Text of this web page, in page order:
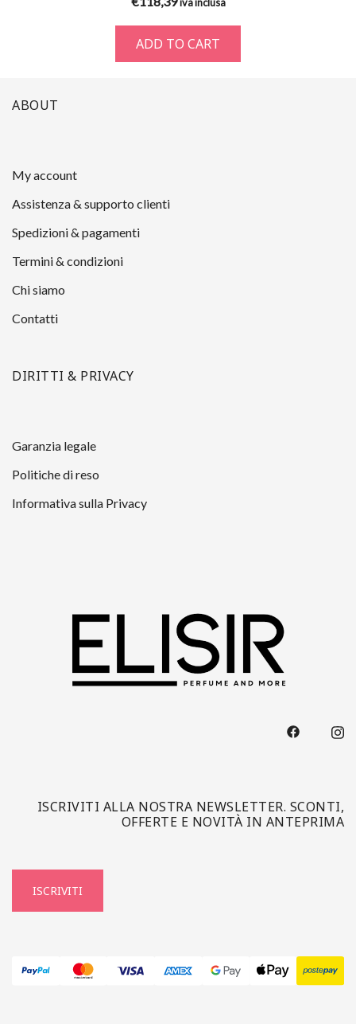
ADD TO CART
ABOUT
My account
Assistenza & supporto clienti
Spedizioni & pagamenti
Termini & condizioni
Chi siamo
Contatti
DIRITTI & PRIVACY
Garanzia legale
Politiche di reso
Informativa sulla Privacy
ISCRIVITI ALLA NOSTRA NEWSLETTER. SCONTI,
OFFERTE E NOVITÀ IN ANTEPRIMA
ISCRIVITI